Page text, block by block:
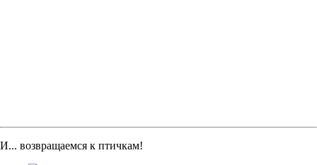
И... возвращаемся к птичкам!